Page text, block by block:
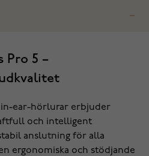
Pro 5 –
in-ear-hörlurar erbjuder
och intelligent
anslutning för alla
ergonomiska och stödjande